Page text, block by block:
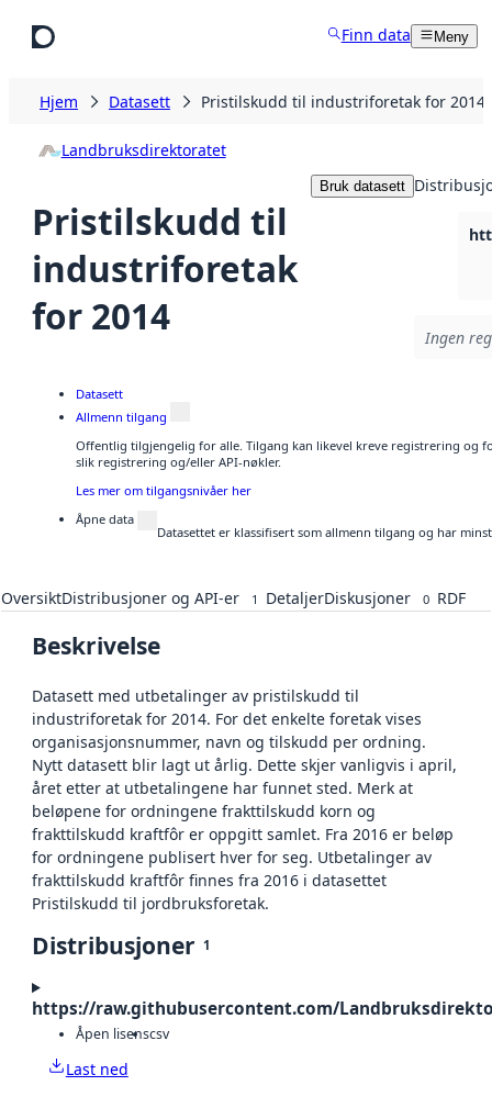
Finn data Meny
Hjem Datasett Pristilskudd til industriforetak for 2014
Landbruksdirektoratet
Pristilskudd til
industriforetak
for 2014
Bruk datasett
Ingen
Datasett
Allmenn tilgang
Offentlig tilgjengelig for alle. Tilgang kan likevel kreve registrering og
slik registrering og/eller API-nøkler.
Les mer om tilgangsnivåer her
Åpne data
Datasettet er klassifisert som allmenn tilgang og har
OversiktDistribusjoner og API-er 1 DetaljerDiskusjoner 0 RDF
Beskrivelse
Datasett med utbetalinger av pristilskudd til
industriforetak for 2014. For det enkelte foretak vises
organisasjonsnummer, navn og tilskudd per ordning.
Nytt datasett blir lagt ut årlig. Dette skjer vanligvis i april,
året etter at utbetalingene har funnet sted. Merk at
beløpene for ordningene frakttilskudd korn og
frakttilskudd kraftfôr er oppgitt samlet. Fra 2016 er beløp
for ordningene publisert hver for seg. Utbetalinger av
frakttilskudd kraftfôr finnes fra 2016 i datasettet
Pristilskudd til jordbruksforetak.
Distribusjoner 1
https://raw.githubusercontent.com/
Åpen lisenscsv
Last ned